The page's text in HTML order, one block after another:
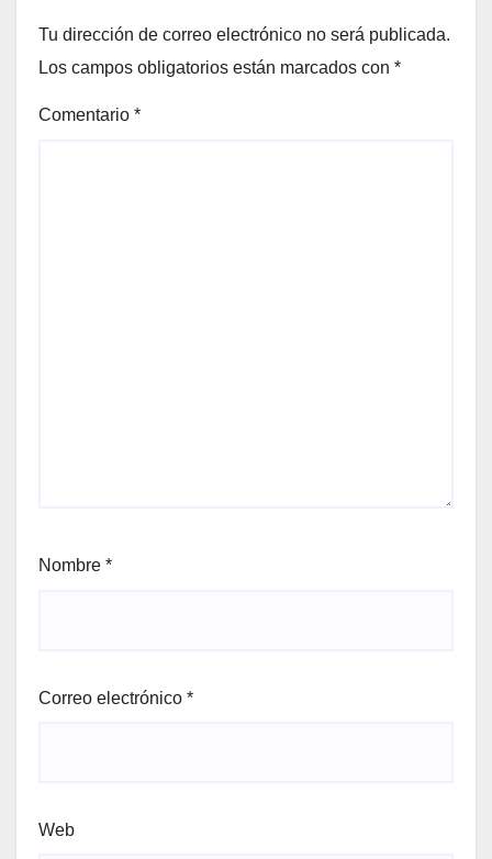
Tu dirección de correo electrónico no será publicada.
Los campos obligatorios están marcados con *
Comentario *
Nombre *
Correo electrónico *
Web